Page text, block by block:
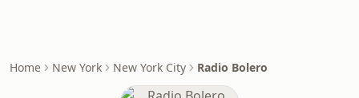
Home New York New York City Radio Bolero